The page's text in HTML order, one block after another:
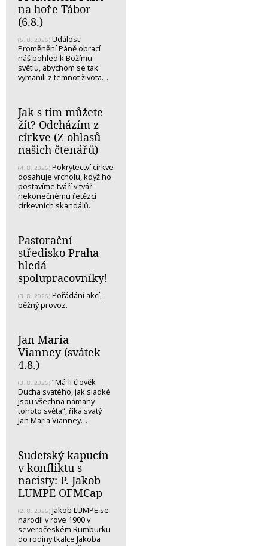
na hoře Tábor
(6.8.)
(5. 8. 2026) Událost
Proměnění Páně obrací
náš pohled k Božímu
světlu, abychom se tak
vymanili z temnot života…
Jak s tím můžete
žít? Odcházím z
církve (Z ohlasů
našich čtenářů)
(4. 8. 2026) Pokrytectví církve
dosahuje vrcholu, když ho
postavíme tváří v tvář
nekonečnému řetězci
církevních skandálů.
Pastorační
středisko Praha
hledá
spolupracovníky!
(3. 8. 2026) Pořádání akcí,
běžný provoz.
Jan Maria
Vianney (svátek
4.8.)
(3. 8. 2026) “Má-li člověk
Ducha svatého, jak sladké
jsou všechna námahy
tohoto světa“, říká svatý
Jan Maria Vianney…
Sudetský kapucín
v konfliktu s
nacisty: P. Jakob
LUMPE OFMCap
(2. 8. 2026) Jakob LUMPE se
narodil v rove 1900 v
severočeském Rumburku
do rodiny tkalce Jakoba